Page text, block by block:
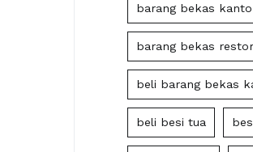
barang bekas
barang bekas
beli barang bekas
beli besi tua